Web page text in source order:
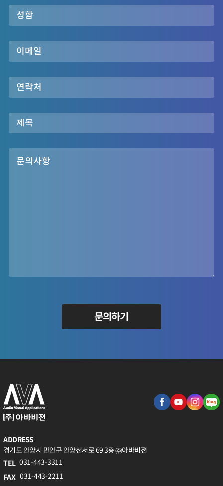
문의하기
ADDRESS
경기도 안양시 만안구 안양천서로 69 3층 ㈜아바비젼
TEL 031-443-3311
FAX 031-443-2211